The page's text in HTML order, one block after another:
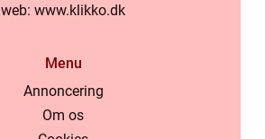
web: www.klikko.dk
Menu
Annoncering
Om os